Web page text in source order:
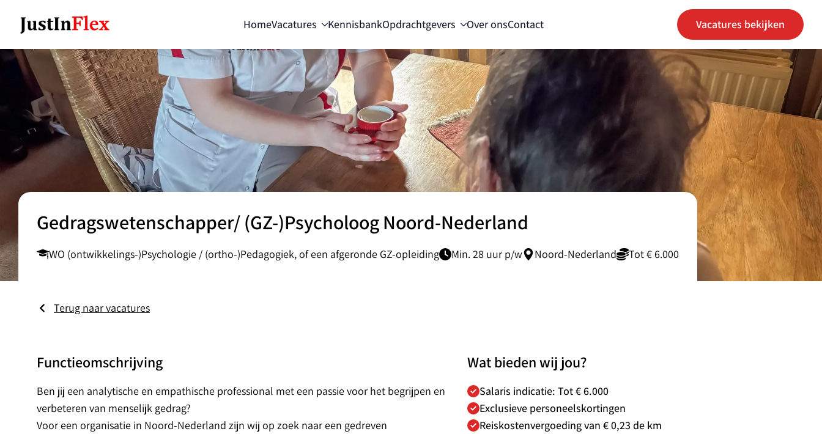
HomeVacatures KennisbankOpdrachtgevers Over onsContact Vacatures bekijken
Gedragswetenschapper/ (GZ-)Psycholoog Noord-Nederland
WO (ontwikkelings-)Psychologie / (ortho-)Pedagogiek, of een afgeronde GZ-opleiding Min. 28 uur p/w Noord-Nederland Tot € 6.000
Terug naar vacatures
Functieomschrijving
Ben jij een analytische en empathische professional met een passie voor het begrijpen en
verbeteren van menselijk gedrag?
Voor een organisatie in Noord-Nederland zijn wij op zoek naar een gedreven
Wat bieden wij jou?
Salaris indicatie: Tot € 6.000
Exclusieve personeelskortingen
Reiskostenvergoeding van € 0,23 de km